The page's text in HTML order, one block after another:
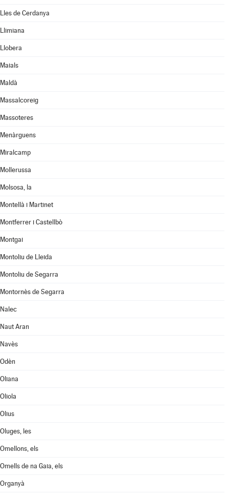
Lles de Cerdanya
Llimiana
Llobera
Maials
Maldà
Massalcoreig
Massoteres
Menàrguens
Miralcamp
Mollerussa
Molsosa, la
Montellà i Martinet
Montferrer i Castellbò
Montgai
Montoliu de Lleida
Montoliu de Segarra
Montornès de Segarra
Nalec
Naut Aran
Navès
Odèn
Oliana
Oliola
Olius
Oluges, les
Omellons, els
Omells de na Gaia, els
Organyà